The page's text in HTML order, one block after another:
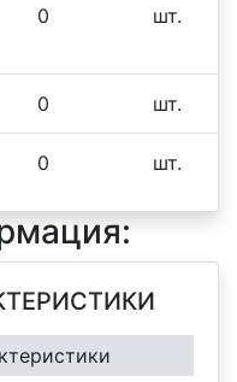
0 шт.
0 шт.
0 шт.